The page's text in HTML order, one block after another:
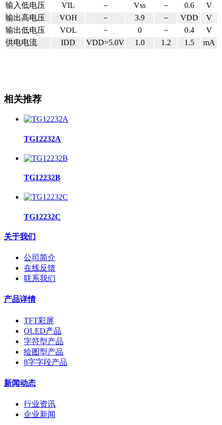
输入低电压
VIL － Vss － 0.6
V
输出高电压
VOH － 3.9 － VDD
V
输出低电压
VOL － 0 － 0.4
V
供电电流
IDD VDD=5.0V 1.0 1.2 1.5 mA
相关推荐
TG12232A
TG12232B
TG12232C
关于我们
公司简介
在线反馈
联系我们
产品详情
TFT彩屏
OLED产品
字符型产品
绘图型产品
8字字段产品
新闻动态
行业资讯
企业新闻